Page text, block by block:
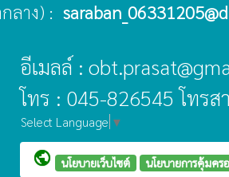
ลาง) :
อีเมลล์ :
โทร : 045-826545 โทร
Select Language ▼
public นโยบายเว็บไซต์ นโยบายการคุ้มค